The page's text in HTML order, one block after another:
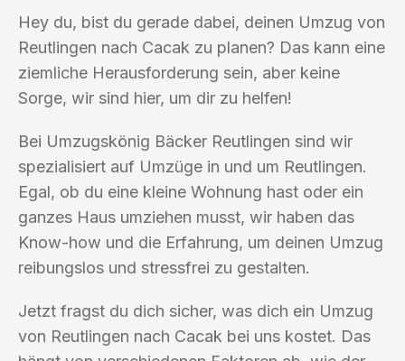
Hey du, bist du gerade dabei, deinen Umzug von
Reutlingen nach Cacak zu planen? Das kann eine
ziemliche Herausforderung sein, aber keine
Sorge, wir sind hier, um dir zu helfen!
Bei Umzugskönig Bäcker Reutlingen sind wir
spezialisiert auf Umzüge in und um Reutlingen.
Egal, ob du eine kleine Wohnung hast oder ein
ganzes Haus umziehen musst, wir haben das
Know-how und die Erfahrung, um deinen Umzug
reibungslos und stressfrei zu gestalten.
Jetzt fragst du dich sicher, was dich ein Umzug
von Reutlingen nach Cacak bei uns kostet. Das